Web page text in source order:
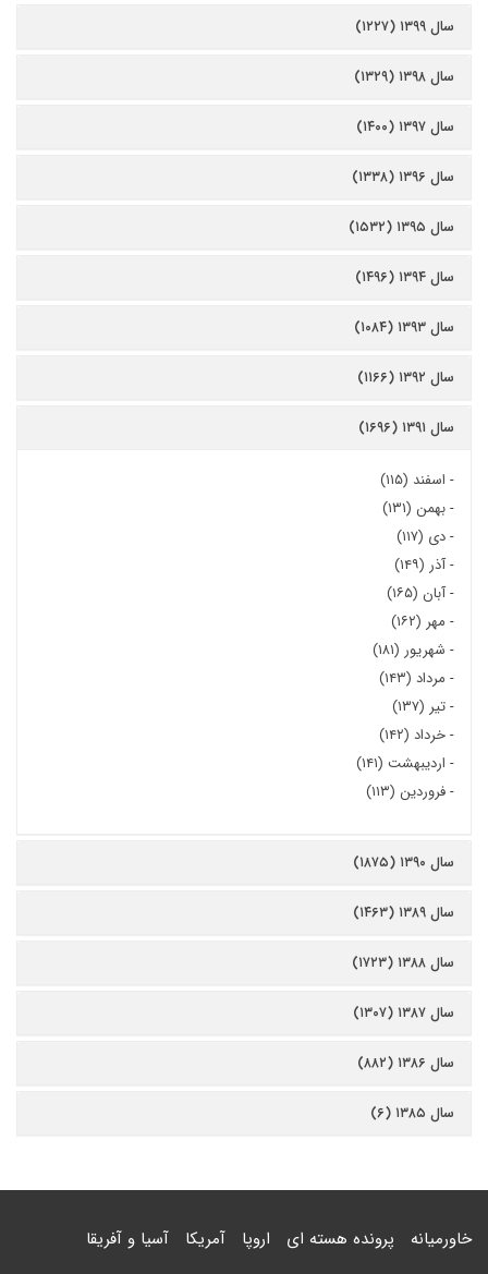
سال ۱۳۹۹ (۱۲۲۷)
سال ۱۳۹۸ (۱۳۲۹)
سال ۱۳۹۷ (۱۴۰۰)
سال ۱۳۹۶ (۱۳۳۸)
سال ۱۳۹۵ (۱۵۳۲)
سال ۱۳۹۴ (۱۴۹۶)
سال ۱۳۹۳ (۱۰۸۴)
سال ۱۳۹۲ (۱۱۶۶)
سال ۱۳۹۱ (۱۶۹۶)
- اسفند (۱۱۵)
-بهمن (۱۳۱)
-دی (۱۱۷)
-آذر (۱۴۹)
-آبان (۱۶۵)
- مهر (۱۶۲)
- شهریور (۱۸۱)
- مرداد (۱۴۳)
-تیر (۱۳۷)
-خرداد (۱۴۲)
- اردیبهشت (۱۴۱)
-فروردین (۱۱۳)
سال ۱۳۹۰ (۱۸۷۵)
سال ۱۳۸۹ (۱۴۶۳)
سال ۱۳۸۸ (۱۷۲۳)
سال ۱۳۸۷ (۱۳۰۷)
سال ۱۳۸۶ (۸۸۲)
سال ۱۳۸۵ (۶)
خاورمیانه پرونده هسته ای اروپا آمریکا آسیا و آفریقا